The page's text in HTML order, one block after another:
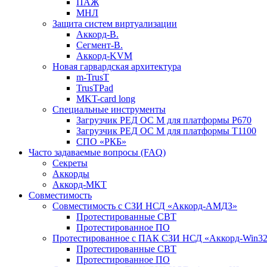
ПАЖ
МНЛ
Защита систем виртуализации
Аккорд-В.
Сегмент-В.
Аккорд-KVM
Новая гарвардская архитектура
m-TrusT
TrusTPad
MKT-card long
Специальные инструменты
Загрузчик РЕД ОС М для платформы Р670
Загрузчик РЕД ОС М для платформы Т1100
СПО «РКБ»
Часто задаваемые вопросы (FAQ)
Секреты
Аккорды
Аккорд-МКТ
Совместимость
Совместимость с СЗИ НСД «Аккорд-АМДЗ»
Протестированные СВТ
Протестированное ПО
Протестированное с ПАК СЗИ НСД «Аккорд-
Протестированные СВТ
Протестированное ПО